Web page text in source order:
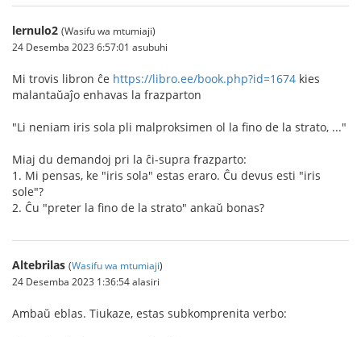
lernulo2 (Wasifu wa mtumiaji)
24 Desemba 2023 6:57:01 asubuhi
Mi trovis libron ĉe https://libro.ee/book.php?id=1674 kies
malantaŭaĵo enhavas la frazparton
"Li neniam iris sola pli malproksimen ol la fino de la strato, ..."
Miaj du demandoj pri la ĉi-supra frazparto:
1. Mi pensas, ke "iris sola" estas eraro. Ĉu devus esti "iris
sole"?
2. Ĉu "preter la fino de la strato" ankaŭ bonas?
Altebrilas (Wasifu wa mtumiaji)
24 Desemba 2023 1:36:54 alasiri
Ambaŭ eblas. Tiukaze, estas subkomprenita verbo: